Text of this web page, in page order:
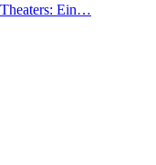
Theaters: Ein…